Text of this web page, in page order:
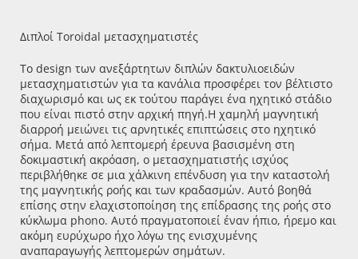
Διπλοί Toroidal μετασχηματιστές
Το design των ανεξάρτητων διπλών δακτυλιοειδών
μετασχηματιστών για τα κανάλια προσφέρει τον βέλτιστο
διαχωρισμό και ως εκ τούτου παράγει ένα ηχητικό στάδιο
που είναι πιστό στην αρχική πηγή.Η χαμηλή μαγνητική
διαρροή μειώνει τις αρνητικές επιπτώσεις στο ηχητικό
σήμα. Μετά από λεπτομερή έρευνα βασισμένη στη
δοκιμαστική ακρόαση, ο μετασχηματιστής ισχύος
περιβλήθηκε σε μια χάλκινη επένδυση για την καταστολή
της μαγνητικής ροής και των κραδασμών. Αυτό βοηθά
επίσης στην ελαχιστοποίηση της επίδρασης της ροής στο
κύκλωμα phono. Αυτό πραγματοποιεί έναν ήπιο, ήρεμο και
ακόμη ευρύχωρο ήχο λόγω της ενισχυμένης
αναπαραγωγής λεπτομερών σημάτων.